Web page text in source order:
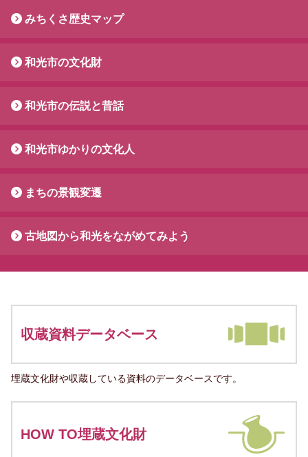
みちくさ歴史マップ
和光市の文化財
和光市の伝説と昔話
和光市ゆかりの文化人
まちの景観変遷
古地図から和光をながめてみよう
収蔵資料データベース
埋蔵文化財や収蔵している資料のデータベースです。
HOW TO埋蔵文化財